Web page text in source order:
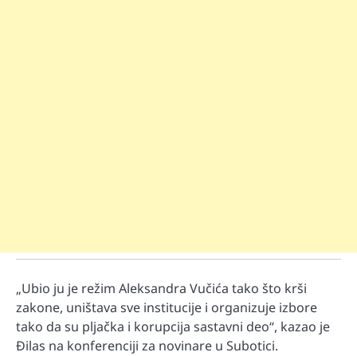
„Ubio ju je režim Aleksandra Vučića tako što krši
zakone, uništava sve institucije i organizuje izbore
tako da su pljačka i korupcija sastavni deo“, kazao je
Đilas na konferenciji za novinare u Subotici.